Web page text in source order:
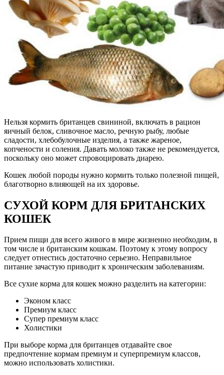
Нельзя кормить британцев свининой, включать в рацион
яичный белок, сливочное масло, речную рыбу, любые
сладости, хлебобулочные изделия, а также жареное,
копчености и соления. Давать молоко также не рекомендуется,
поскольку оно может спровоцировать диарею.
Кошек любой породы нужно кормить только полезной пищей,
благотворно влияющей на их здоровье.
СУХОЙ КОРМ ДЛЯ БРИТАНСКИХ
КОШЕК
Прием пищи для всего живого в мире жизненно необходим, в
том числе и британским кошкам. Поэтому к этому вопросу
следует отнестись достаточно серьезно. Неправильное
питание зачастую приводит к хроническим заболеваниям.
Все сухие корма для кошек можно разделить на категории:
Эконом класс
Премиум класс
Супер премиум класс
Холистики
При выборе корма для британцев отдавайте свое
предпочтение кормам премиум и суперпремиум классов,
можно использовать холистики.